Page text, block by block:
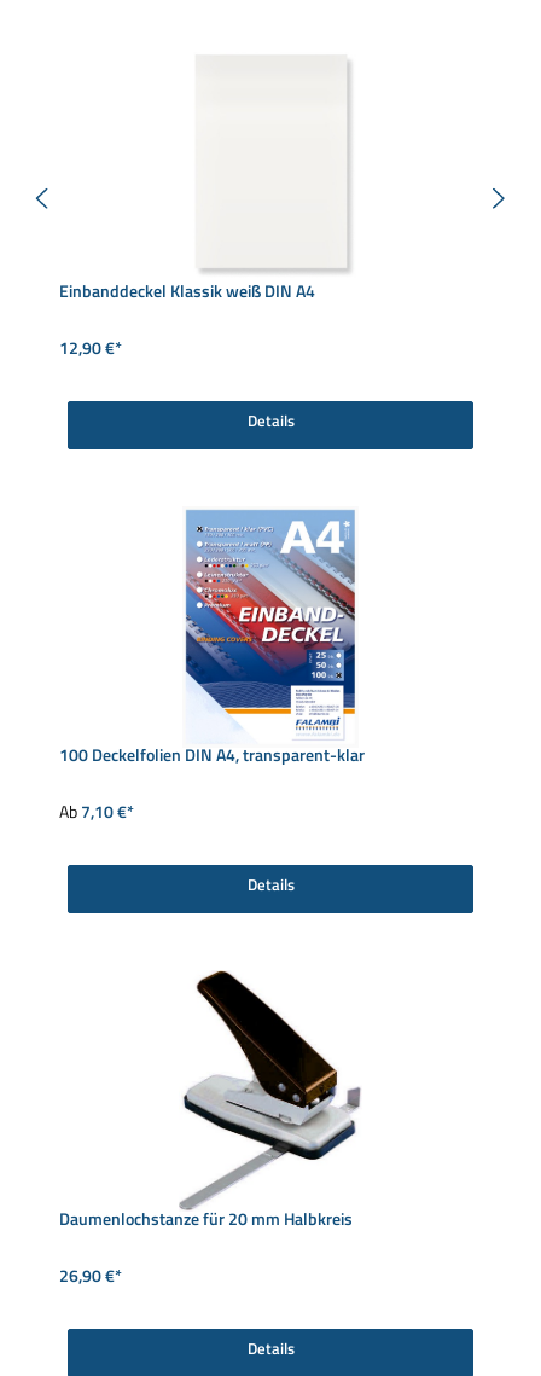
Einbanddeckel Klassik weiß DIN A4
12,90 €*
Details
100 Deckelfolien DIN A4, transparent-klar
Ab7,10 €*
Details
Daumenlochstanze für 20 mm Halbkreis
26,90 €*
Details